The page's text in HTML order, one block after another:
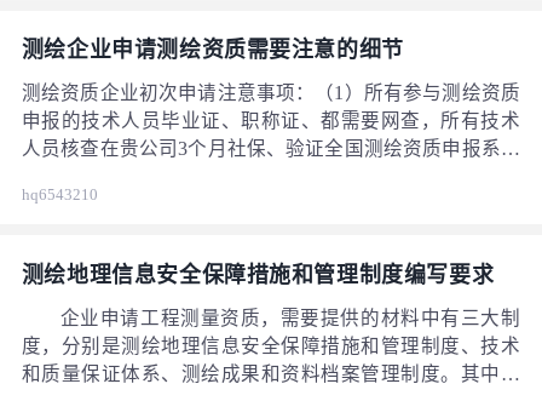
测绘企业申请测绘资质需要注意的细节
测绘资质企业初次申请注意事项：（1）所有参与测绘资质
申报的技术人员毕业证、职称证、都需要网查，所有技术
人员核查在贵公司3个月社保、验证全国测绘资质申报系统
并且需要专门持有“涉密证书”的人员看管，存放条件必须
仪器购买发票，发票查验，购买合同，精度证明材料，机
身号以及出场编号，仪器照片等；
hq6543210
测绘地理信息安全保障措施和管理制度编写要求
企业申请工程测量资质，需要提供的材料中有三大制
度，分别是测绘地理信息安全保障措施和管理制度、技术
和质量保证体系、测绘成果和资料档案管理制度。其中测